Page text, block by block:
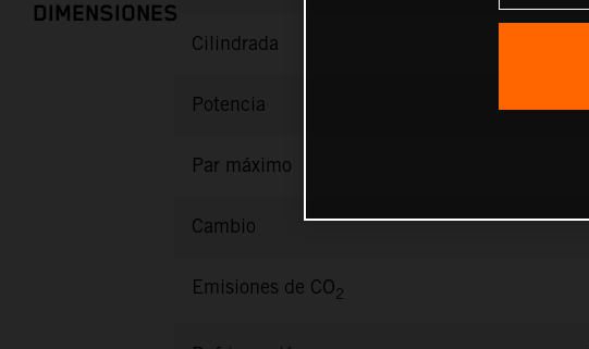
DIMENSIONES
Cilindrada
Potencia
Par máximo
Cambio
Emisiones de CO2